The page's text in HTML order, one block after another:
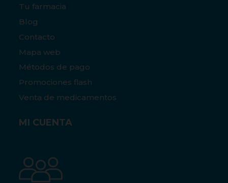
Tu farmacia
Blog
Contacto
Mapa web
Métodos de pago
Promociones flash
Venta de medicamentos
MI CUENTA